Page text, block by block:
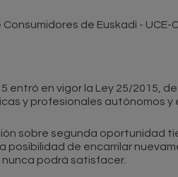
de Euskadi - UCE-
entró en vigor la Ley 25/2015,
y profesionales autónomos y
sobre segunda oportunidad
posibilidad de encarrilar
podrá satisfacer.